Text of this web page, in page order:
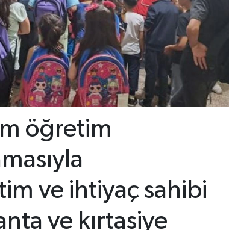
öğretim
ve ihtiyaç sahibi
ve kırtasiye